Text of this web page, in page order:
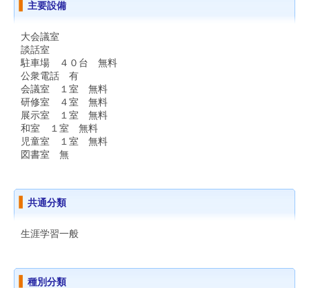
主要設備
大会議室
談話室
駐車場 ４０台 無料
公衆電話 有
会議室 １室 無料
研修室 ４室 無料
展示室 １室 無料
和室 １室 無料
児童室 １室 無料
図書室 無
共通分類
生涯学習一般
種別分類